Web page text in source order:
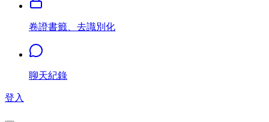
卷證書籤、去識別化
聊天紀錄
登入